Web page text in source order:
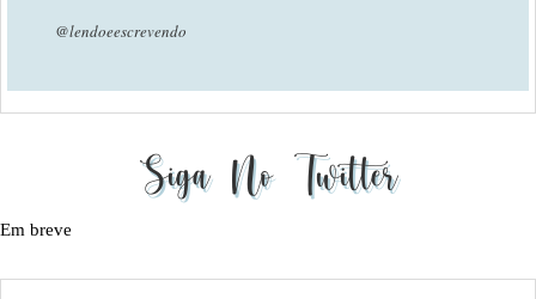
@lendoeescrevendo
Siga No Twitter
Em breve